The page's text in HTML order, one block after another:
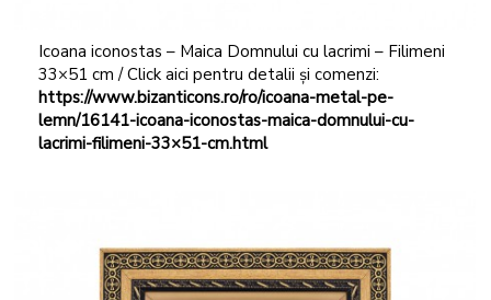
Icoana iconostas – Maica Domnului cu lacrimi – Filimeni
33×51 cm / Click aici pentru detalii și comenzi:
https://www.bizanticons.ro/ro/icoana-metal-pe-
lemn/16141-icoana-iconostas-maica-domnului-cu-
lacrimi-filimeni-33×51-cm.html